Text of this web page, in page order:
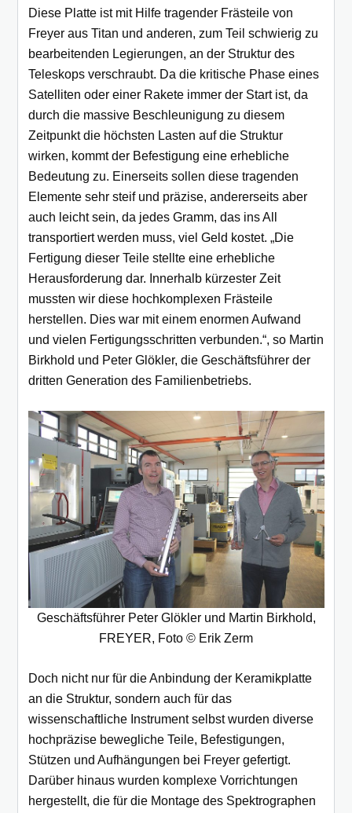
Diese Platte ist mit Hilfe tragender Frästeile von
Freyer aus Titan und anderen, zum Teil schwierig zu
bearbeitenden Legierungen, an der Struktur des
Teleskops verschraubt. Da die kritische Phase eines
Satelliten oder einer Rakete immer der Start ist, da
durch die massive Beschleunigung zu diesem
Zeitpunkt die höchsten Lasten auf die Struktur
wirken, kommt der Befestigung eine erhebliche
Bedeutung zu. Einerseits sollen diese tragenden
Elemente sehr steif und präzise, andererseits aber
auch leicht sein, da jedes Gramm, das ins All
transportiert werden muss, viel Geld kostet. „Die
Fertigung dieser Teile stellte eine erhebliche
Herausforderung dar. Innerhalb kürzester Zeit
mussten wir diese hochkomplexen Frästeile
herstellen. Dies war mit einem enormen Aufwand
und vielen Fertigungsschritten verbunden.“, so Martin
Birkhold und Peter Glökler, die Geschäftsführer der
dritten Generation des Familienbetriebs.
Geschäftsführer Peter Glökler und Martin Birkhold,
FREYER, Foto © Erik Zerm
Doch nicht nur für die Anbindung der Keramikplatte
an die Struktur, sondern auch für das
wissenschaftliche Instrument selbst wurden diverse
hochpräzise bewegliche Teile, Befestigungen,
Stützen und Aufhängungen bei Freyer gefertigt.
Darüber hinaus wurden komplexe Vorrichtungen
hergestellt, die für die Montage des Spektrographen